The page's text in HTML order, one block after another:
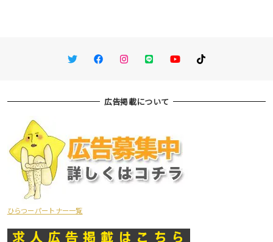
TwitterFacebookInstagram
LINE You TubeTikTok
広告掲載について
ひらつーパートナー一覧